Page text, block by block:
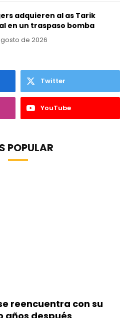
adquieren al as Tarik
en un traspaso bomba
de 2026
Twitter
YouTube
POPULAR
reencuentra con su